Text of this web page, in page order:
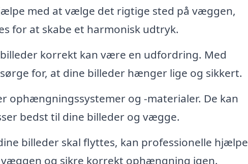
med at vælge det rigtige sted på væggen,
for at skabe et harmonisk udtryk.
korrekt kan være en udfordring. Med
for, at dine billeder hænger lige og sikkert.
ophængningssystemer og -materialer. De kan
bedst til dine billeder og vægge.
billeder skal flyttes, kan professionelle hjælpe
og sikre korrekt ophængning igen.